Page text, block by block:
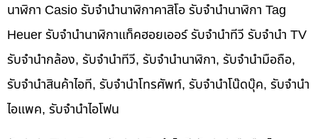
นาฬิกา Casio รับจำนำนาฬิกาคาสิโอ รับจำนำนาฬิกา Tag
Heuer รับจำนำนาฬิกาแท็คฮอยเออร์ รับจำนำทีวี รับจำนำ TV
รับจำนำกล้อง, รับจำนำทีวี, รับจำนำนาฬิกา, รับจำนำมือถือ,
รับจำนำสินค้าไอที, รับจำนำโทรศัพท์, รับจำนำโน๊ดบุ๊ค, รับจำนำ
ไอแพค, รับจำนำไอโฟน